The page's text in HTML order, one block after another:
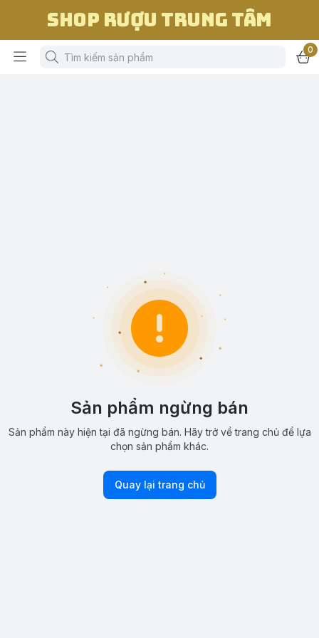
Shop Rượu Trung Tâm
0
Sản phẩm ngừng bán
Sản phẩm này hiện tại đã ngừng bán. Hãy trở về trang chủ để lựa
chọn sản phẩm khác.
Quay lại trang chủ